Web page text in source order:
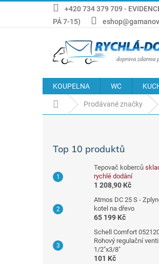
Přejít
+420 734 379 709 -
PÁ 7-15)
KOUPELNA WC
Domů Prodávané značky
Top 10 produktů
Tepovač koberců
rychlé dodání
1 208,90 Kč
Atmos DC 25 S -
kotel na dřevo
65 199 Kč
Schell Comfort
Rohový regulační ventil
1/2"x3/8"
101 Kč